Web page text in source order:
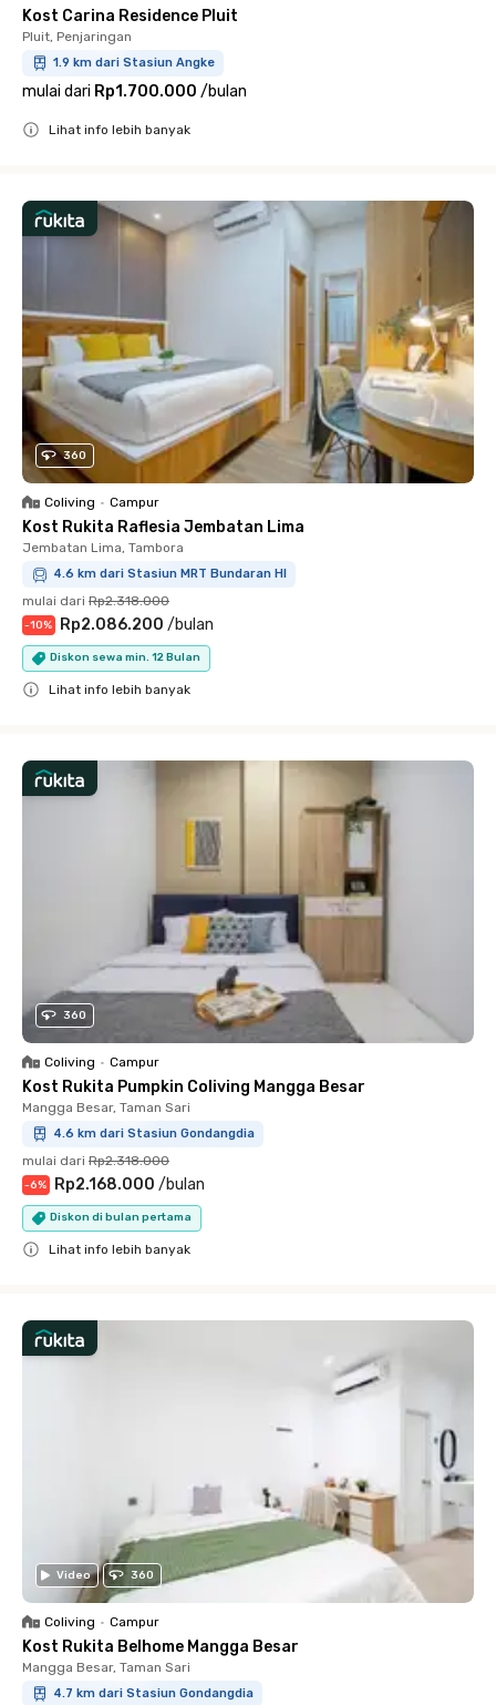
Kost Carina Residence Pluit
Pluit, Penjaringan
1.9 km dari Stasiun Angke
mulai dari Rp1.700.000 /bulan
Lihat info lebih banyak
360
Coliving • Campur
Kost Rukita Raflesia Jembatan Lima
Jembatan Lima, Tambora
4.6 km dari Stasiun MRT Bundaran HI
mulai dari Rp2.318.000
-10% Rp2.086.200 /bulan
Diskon sewa min. 12 Bulan
Lihat info lebih banyak
360
Coliving • Campur
Kost Rukita Pumpkin Coliving Mangga Besar
Mangga Besar, Taman Sari
4.6 km dari Stasiun Gondangdia
mulai dari Rp2.318.000
-6% Rp2.168.000 /bulan
Diskon di bulan pertama
Lihat info lebih banyak
Video 360
Coliving • Campur
Kost Rukita Belhome Mangga Besar
Mangga Besar, Taman Sari
4.7 km dari Stasiun Gondangdia